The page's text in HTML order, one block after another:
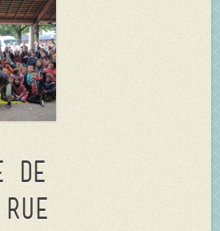
de
rue